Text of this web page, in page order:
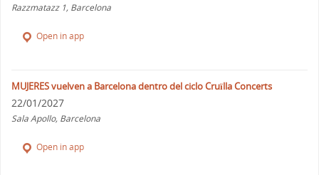
Razzmatazz 1, Barcelona
Open in app
MUJERES vuelven a Barcelona dentro del ciclo Cruïlla Concerts
22/01/2027
Sala Apollo, Barcelona
Open in app